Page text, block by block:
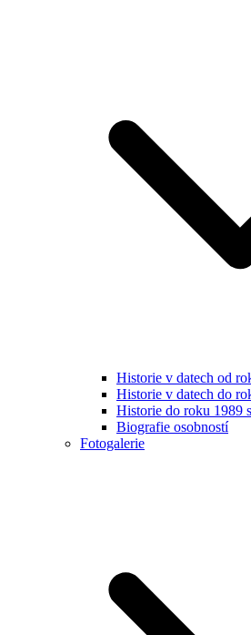
Historie v datech od
Historie v datech do
Historie do roku 1989
Biografie osobností
Fotogalerie